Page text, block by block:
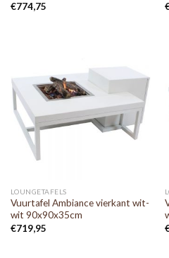
€774,75
LOUNGETAFELS
Vuurtafel Ambiance vierkant wit-
wit 90x90x35cm
€719,95